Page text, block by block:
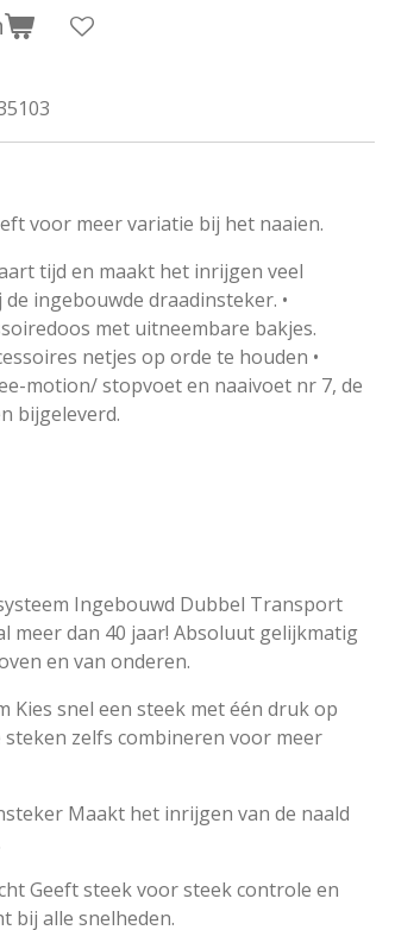
voor meer variatie bij het naaien.
tijd en maakt het inrijgen veel
ingebouwde draadinsteker. •
met uitneembare bakjes.
netjes op orde te houden •
motion/ stopvoet en naaivoet nr 7, de
bijgeleverd.
Ingebouwd Dubbel Transport
meer dan 40 jaar! Absoluut gelijkmatig
en van onderen.
Kies snel een steek met één druk op
zelfs combineren voor meer
Maakt het inrijgen van de naald
Geeft steek voor steek controle en
bij alle snelheden.